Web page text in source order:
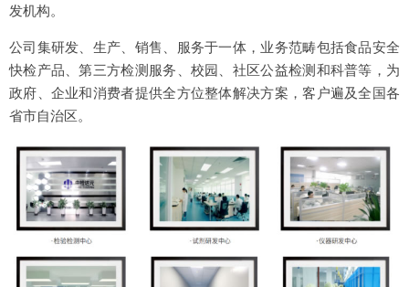
发机构。
公司集研发、生产、销售、服务于一体，业务范畴包括食品安全
快检产品、第三方检测服务、校园、社区公益检测和科普等，为
政府、企业和消费者提供全方位整体解决方案，客户遍及全国各
省市自治区。